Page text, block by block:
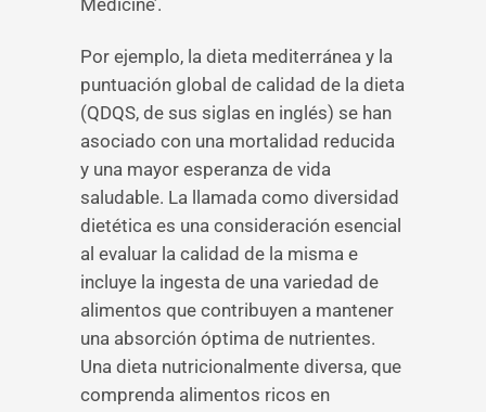
Medicine’.
Por ejemplo, la dieta mediterránea y la
puntuación global de calidad de la dieta
(QDQS, de sus siglas en inglés) se han
asociado con una mortalidad reducida
y una mayor esperanza de vida
saludable. La llamada como diversidad
dietética es una consideración esencial
al evaluar la calidad de la misma e
incluye la ingesta de una variedad de
alimentos que contribuyen a mantener
una absorción óptima de nutrientes.
Una dieta nutricionalmente diversa, que
comprenda alimentos ricos en